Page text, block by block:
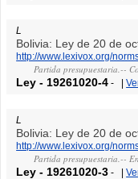
L
Bolivia: Ley de 20 de
http://www.lexivox.org/
Partida presupuestaria.--
Ley - 19261020-4 - |
L
Bolivia: Ley de 20 de
http://www.lexivox.org/
Partida presupuestaria.--
Ley - 19261020-3 - |